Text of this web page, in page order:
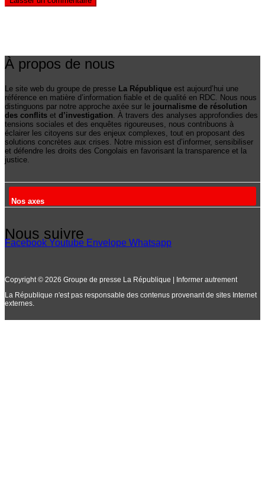
À propos de nous
Le site web du groupe de presse La République est aujourd’hui une
référence en matière d’information fiable et de qualité en RDC. Nous nous
distinguons par notre approche axée sur le journalisme de résolution
des conflits et d’investigation. À travers des analyses approfondies des
tensions sociales et des enquêtes rigoureuses, nous contribuons à
éclairer les citoyens sur des enjeux complexes, tout en proposant des
solutions concrètes aux crises. Notre mission est d’informer, sensibiliser
et défendre les droits des Congolais en favorisant la transparence et la
justice.
Nos axes
Nous suivre
Facebook Youtube Envelope Whatsapp
Copyright © 2026 Groupe de presse La République | Informer autrement
La République n'est pas responsable des contenus provenant de sites Internet
externes.